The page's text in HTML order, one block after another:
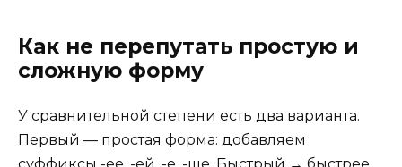
Как не перепутать простую и
сложную форму
У сравнительной степени есть два варианта.
Первый — простая форма: добавляем